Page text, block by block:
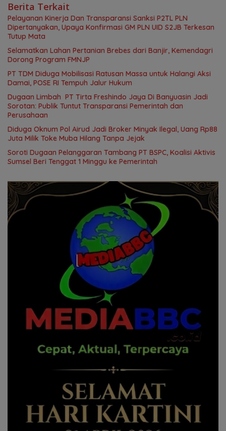
Berita Terkait
Pelayanan Kinerja Dan Transparansi Sanksi P2TL PLN
Dipertanyakan, Upaya Konfirmasi GM PLN UID S2JB Terkesan
Tutup Mata
Selamatkan Lahan Pertanian Brebes dari Banjir, Kemendagri
Dorong Program FMNJP
PT TDM Diduga Mobilisasi Ratusan Massa untuk Halangi Aksi
Damai, POSE RI Tempuh Jalur Hukum
Dugaan Limbah PT Tirta Freshindo Jaya Di Banyuasin Jadi
Sorotan: Publik Tuntut Transparansi Pemerintah dan
Perusahaan
Diduga Oknum Pol Airud Jadi Broker Minyak Ilegal, Uang Rp88
Juta Milik Toke Muba Hilang Tanpa Jejak
Soroti Dugaan Pelanggaran Tambang PT BSPC, Koalisi Aktivis
Sumsel Beri Tenggat 1 Minggu ke Pemerintah